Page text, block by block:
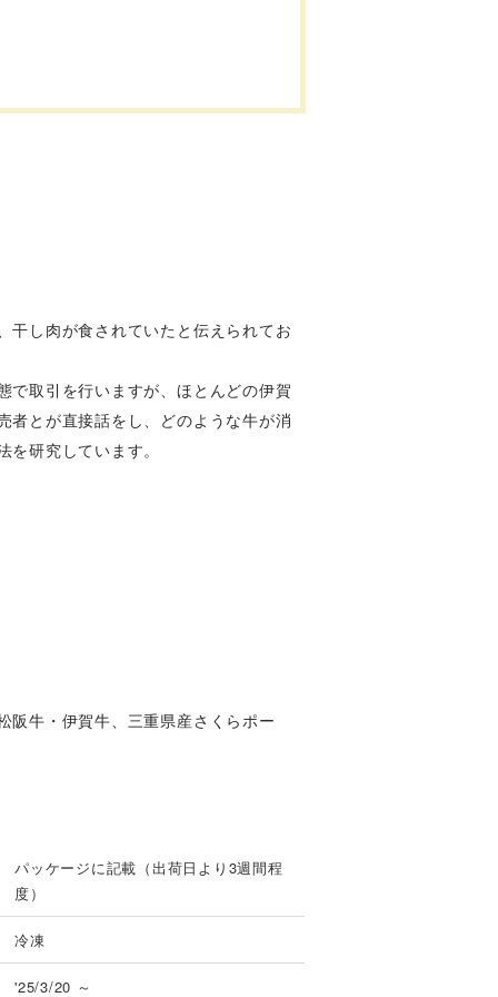
干し肉が食されていたと伝えられてお
で取引を行いますが、ほとんどの伊賀
者とが直接話をし、どのような牛が消
研究しています。
阪牛・伊賀牛、三重県産さくらポー
パッケージに記載（出荷日より3週間程
度）
冷凍
'25/3/20 ～